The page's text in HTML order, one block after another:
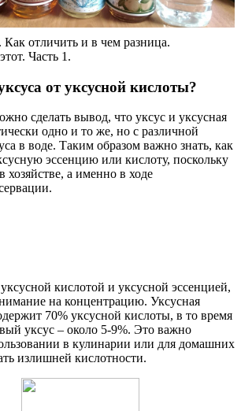
Как отличить и в чем разница.
Часть 1.
от уксусной кислоты?
сделать вывод, что уксус и уксусная
одно и то же, но с различной
в воде. Таким образом важно знать, как
эссенцию или кислоту, поскольку
хозяйстве, а именно в ходе
кислотой и уксусной эссенцией,
на концентрацию. Уксусная
70% уксусной кислоты, в то время
уксус – около 5-9%. Это важно
в кулинарии или для домашних
излишней кислотности.